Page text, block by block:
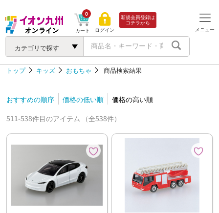
カテゴリで探す
カート
0
ログイン
新規会員登録は
コチラから
メニュー
トップ キッズ おもちゃ 商品検索結果
おすすめの順序 価格の低い順
価格の高い順
511-538件目のアイテム （全538件）